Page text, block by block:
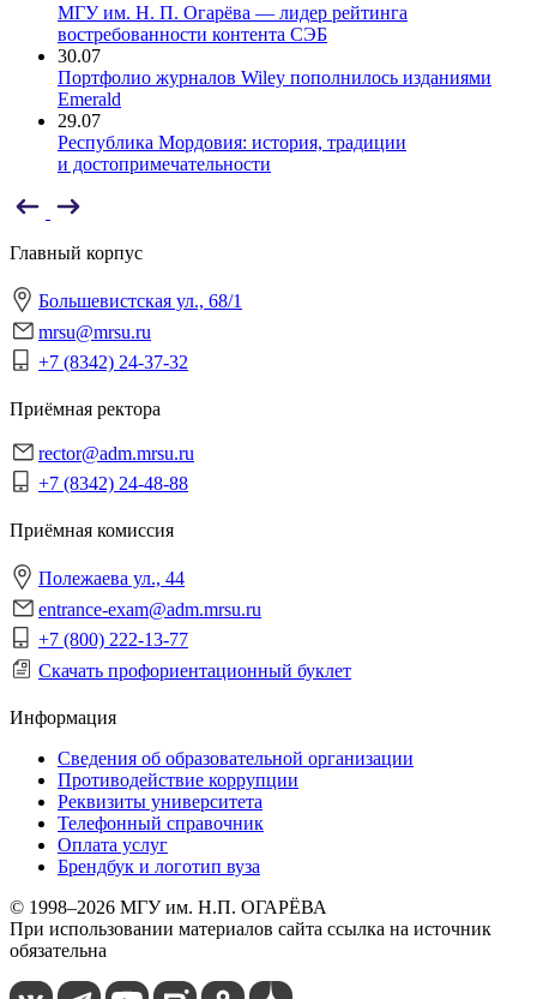
МГУ им. Н. П. Огарёва — лидер рейтинга
востребованности контента СЭБ
30.07
Портфолио журналов Wiley пополнилось изданиями
Emerald
29.07
Республика Мордовия: история, традиции
и достопримечательности
Главный корпус
Большевистская ул., 68/1
mrsu@mrsu.ru
+7 (8342) 24-37-32
Приёмная ректора
rector@adm.mrsu.ru
+7 (8342) 24-48-88
Приёмная комиссия
Полежаева ул., 44
entrance-exam@adm.mrsu.ru
+7 (800) 222-13-77
Скачать профориентационный буклет
Информация
Сведения об образовательной организации
Противодействие коррупции
Реквизиты университета
Телефонный справочник
Оплата услуг
Брендбук и логотип вуза
© 1998–2026 МГУ им. Н.П. ОГАРЁВА
При использовании материалов сайта ссылка на источник
обязательна